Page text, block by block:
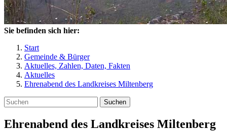
Sie befinden sich hier:
Start
Gemeinde & Bürger
Aktuelles, Zahlen, Daten, Fakten
Aktuelles
Ehrenabend des Landkreises Miltenberg
Suchen
Ehrenabend des Landkreises Miltenberg